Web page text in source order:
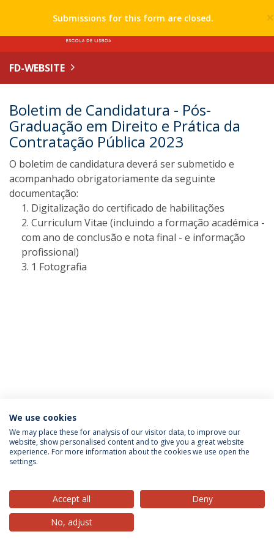
×
Submissions for this form are closed.
FD-WEBSITE
Boletim de Candidatura - Pós-
Graduação em Direito e Prática da
Contratação Pública 2023
O boletim de candidatura deverá ser submetido e
acompanhado obrigatoriamente da seguinte
documentação:
Digitalização do certificado de habilitações
Curriculum Vitae (incluindo a formação académica -
com ano de conclusão e nota final - e informação
profissional)
1 Fotografia
Privacy Policy Terms & Conditions Rights of Data Subjects
© 2026 Universidade Católica Portuguesa
We use cookies
We may place these for analysis of our visitor data, to improve our
website, show personalised content and to give you a great website
experience. For more information about the cookies we use open the
settings.
Accept all
Deny
No, adjust